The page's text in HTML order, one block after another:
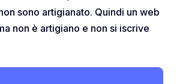
sono artigianato. Quindi un web
non è artigiano e non si iscrive